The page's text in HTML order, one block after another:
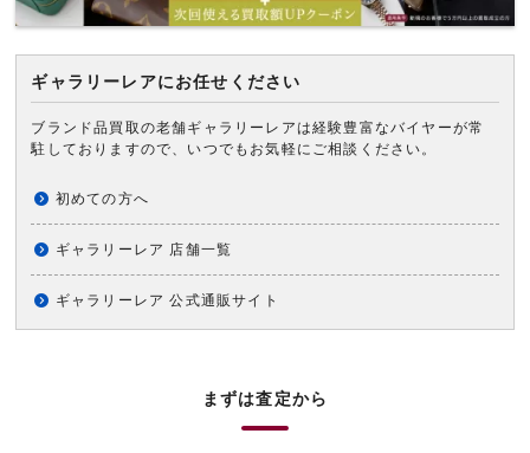
ギャラリーレアにお任せください
ブランド品買取の老舗ギャラリーレアは経験豊富なバイヤーが常
駐しておりますので、いつでもお気軽にご相談ください。
初めての方へ
ギャラリーレア 店舗一覧
ギャラリーレア 公式通販サイト
まずは査定から